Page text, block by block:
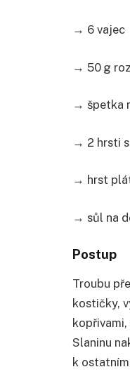
→ 6 vajec
→ 50 g
→ špetka
→ 2 hrsti
→ hrst
→ sůl na
Postup
Troubu
kostičky,
Slaninu
k